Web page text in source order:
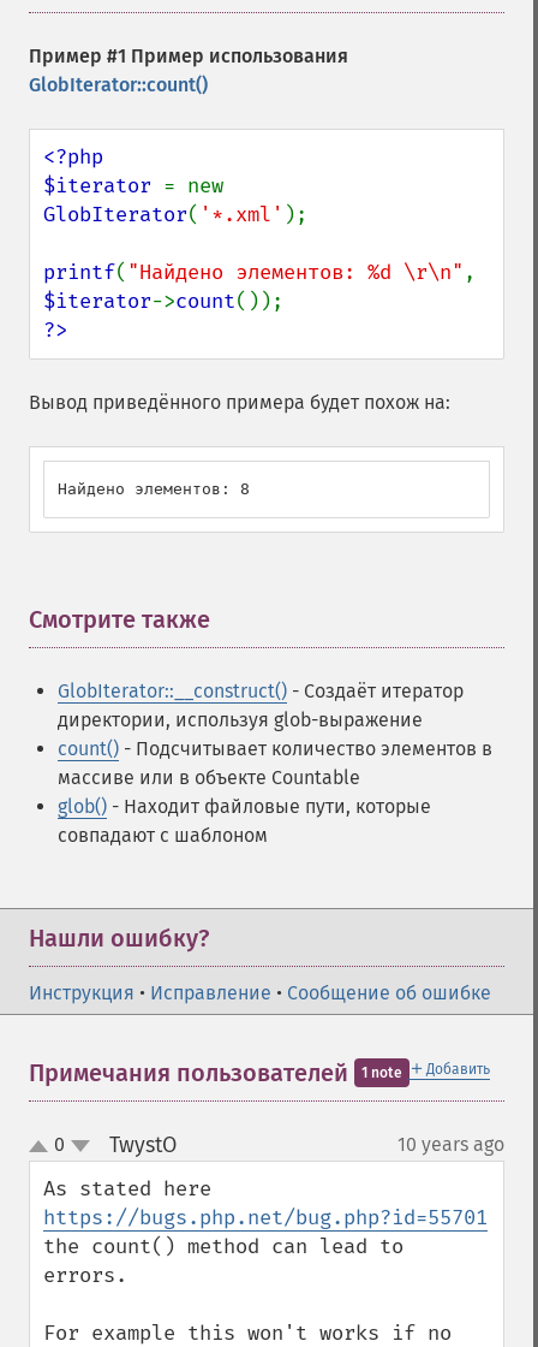
Пример #1 Пример использования
GlobIterator::count()
<?php
$iterator
GlobIterator( '*.xml' );
printf( "Найдено элементов: %d \r\n"
$iterator->count
?>
Вывод приведённого примера будет похож на:
Найдено элементов: 8
Смотрите также
GlobIterator::__construct() - Создаёт итератор
директории, используя glob-выражение
count() - Подсчитывает количество элементов в
массиве или в объекте Countable
glob() - Находит файловые пути, которые
совпадают с шаблоном
Нашли ошибку?
Инструкция • Исправление • Сообщение об ошибке
＋ Добавить
Примечания пользователей 1 note
up
down
0 TwystO¶ 10 years ago
https://bugs.php.net/bug.php?id=55701
the count() method can lead to
errors.
For example this won't works if no